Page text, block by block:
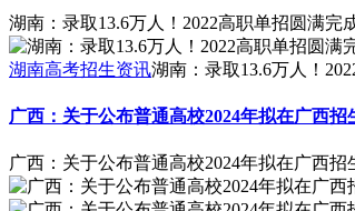
湖南：录取13.6万人！2022高职单招圆满完
湖南高考招生资讯湖南：录取13.6万人！
广西：关于公布普通高校2024年拟在广西
广西：关于公布普通高校2024年拟在广西